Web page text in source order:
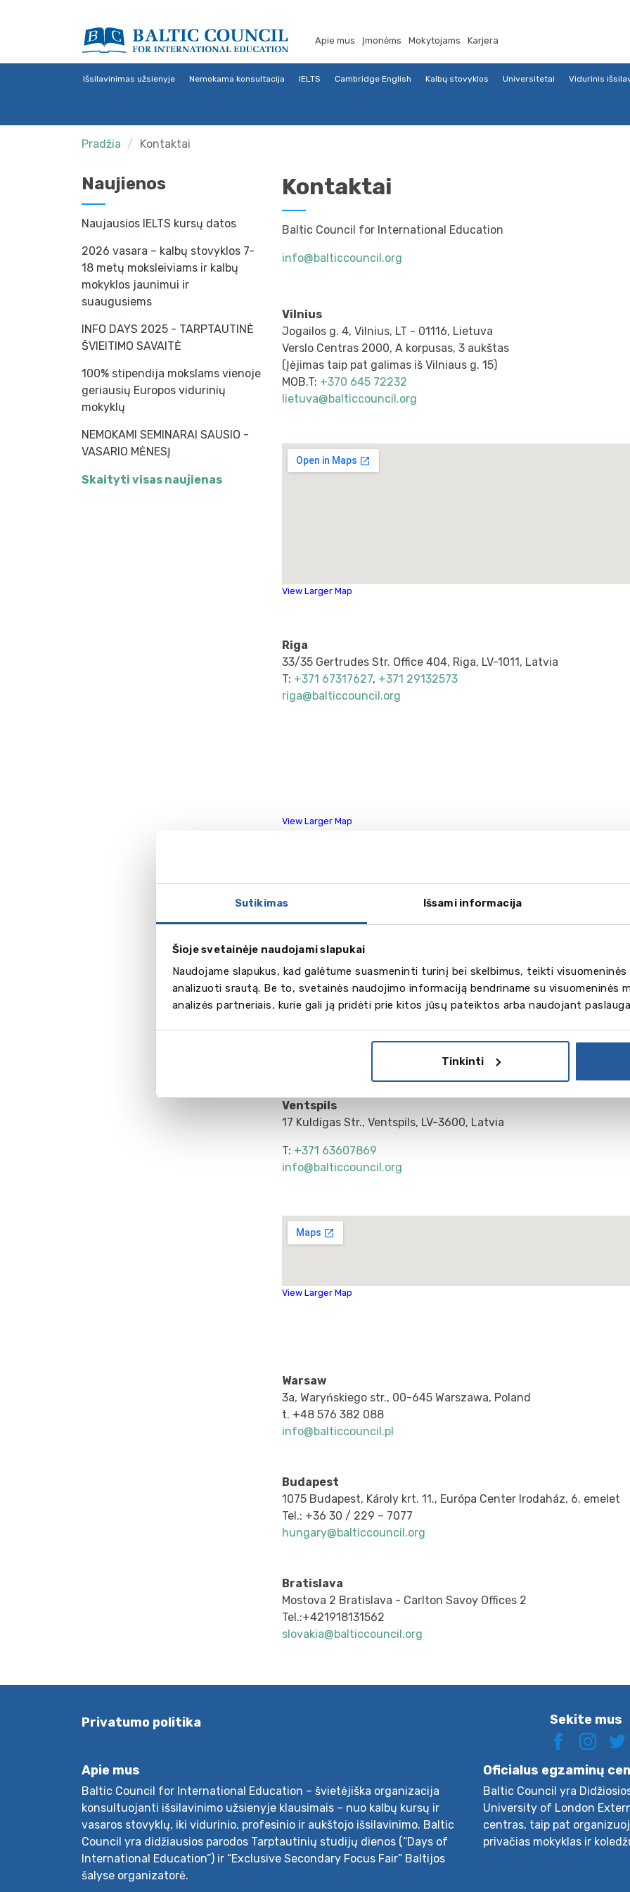
Sutikimas Išsami informacija
Šioje svetainėje naudojami slapukai
Naudojame slapukus, kad galėtume suasmeninti turinį bei skelbimus, teikti
analizuoti srautą. Be to, svetainės naudojimo informaciją bendriname su visuomeninės
analizės partneriais, kurie gali ją pridėti prie kitos jūsų pateiktos arba naudojant
Tinkinti
Apie mus Įmonėms Mokytojams Karjera
Išsilavinimas užsienyje Nemokama konsultacija IELTS Cambridge English Kalbų stovyklos Universitetai Vidurinis
Pradžia Kontaktai
Naujienos
Naujausios IELTS kursų datos
2026 vasara – kalbų stovyklos 7-
18 metų moksleiviams ir kalbų
mokyklos jaunimui ir
suaugusiems
INFO DAYS 2025 - TARPTAUTINĖ
ŠVIEITIMO SAVAITĖ
100% stipendija mokslams vienoje
geriausių Europos vidurinių
mokyklų
NEMOKAMI SEMINARAI SAUSIO -
VASARIO MĖNESĮ
Skaityti visas naujienas
Kontaktai
Baltic Council for International Education
info@balticcouncil.org
Vilnius
Jogailos g. 4, Vilnius, LT - 01116, Lietuva
Verslo Centras 2000, A korpusas, 3 aukštas
(Įėjimas taip pat galimas iš Vilniaus g. 15)
MOB.T: +370 645 72232
lietuva@balticcouncil.org
View Larger Map
Riga
33/35 Gertrudes Str. Office 404, Riga, LV-1011, Latvia
T: +371 67317627, +371 29132573
riga@balticcouncil.org
View Larger Map
Т:
+372 6998301
tallinn@balticcouncil.org
Ventspils
17 Kuldigas Str., Ventspils, LV-3600, Latvia
T: +371 63607869
info@balticcouncil.org
View Larger Map
Warsaw
3a, Waryńskiego str., 00-645 Warszawa, Poland
t. +48 576 382 088
info@balticcouncil.pl
Budapest
1075 Budapest, Károly krt. 11., Európa Center Irodaház, 6. emelet
Tel.: +36 30 / 229 – 7077
hungary@balticcouncil.org
Bratislava
Mostova 2 Bratislava - Carlton Savoy Offices 2
Tel.:+421918131562
slovakia@balticcouncil.org
Privatumo politika Sekite mus
Apie mus
Baltic Council for International Education – švietėjiška organizacija
konsultuojanti išsilavinimo užsienyje klausimais – nuo kalbų kursų ir
vasaros stovyklų, iki vidurinio, profesinio ir aukštojo išsilavinimo. Baltic
Council yra didžiausios parodos Tarptautinių studijų dienos (“Days of
International Education”) ir “Exclusive Secondary Focus Fair” Baltijos
šalyse organizatorė.
Oficialus egzaminų
Baltic Council yra
University of London
centras, taip pat
privačias mokyklas ir